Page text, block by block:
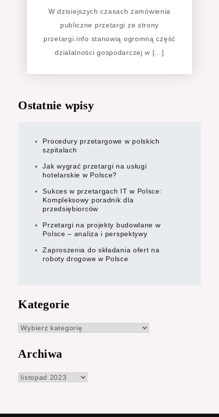
W dzisiejszych czasach zamówienia
publiczne przetargi ze strony
przetargi.info stanowią ogromną część
działalności gospodarczej w […]
Ostatnie wpisy
Procedury przetargowe w polskich
szpitalach
Jak wygrać przetargi na usługi
hotelarskie w Polsce?
Sukces w przetargach IT w Polsce:
Kompleksowy poradnik dla
przedsiębiorców
Przetargi na projekty budowlane w
Polsce – analiza i perspektywy
Zaproszenia do składania ofert na
roboty drogowe w Polsce
Kategorie
Kategorie
Archiwa
Archiwa